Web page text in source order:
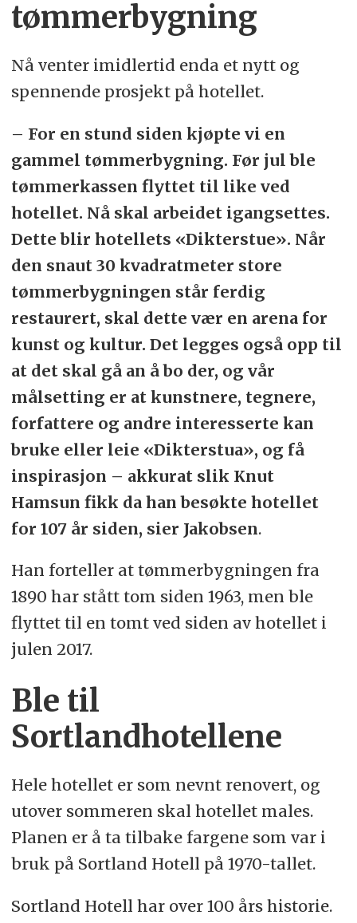
tømmerbygning
Nå venter imidlertid enda et nytt og
spennende prosjekt på hotellet.
– For en stund siden kjøpte vi en
gammel tømmerbygning. Før jul ble
tømmerkassen flyttet til like ved
hotellet. Nå skal arbeidet igangsettes.
Dette blir hotellets «Dikterstue». Når
den snaut 30 kvadratmeter store
tømmerbygningen står ferdig
restaurert, skal dette vær en arena for
kunst og kultur. Det legges også opp til
at det skal gå an å bo der, og vår
målsetting er at kunstnere, tegnere,
forfattere og andre interesserte kan
bruke eller leie «Dikterstua», og få
inspirasjon – akkurat slik Knut
Hamsun fikk da han besøkte hotellet
for 107 år siden, sier Jakobsen.
Han forteller at tømmerbygningen fra
1890 har stått tom siden 1963, men ble
flyttet til en tomt ved siden av hotellet i
julen 2017.
Ble til
Sortlandhotellene
Hele hotellet er som nevnt renovert, og
utover sommeren skal hotellet males.
Planen er å ta tilbake fargene som var i
bruk på Sortland Hotell på 1970-tallet.
Sortland Hotell har over 100 års historie.